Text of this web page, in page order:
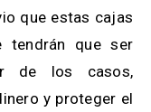
que estas cajas
tendrán que ser
de los casos,
y proteger el